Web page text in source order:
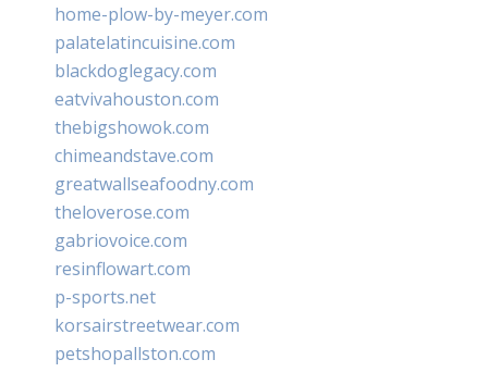
home-plow-by-meyer.com
palatelatincuisine.com
blackdoglegacy.com
eatvivahouston.com
thebigshowok.com
chimeandstave.com
greatwallseafoodny.com
theloverose.com
gabriovoice.com
resinflowart.com
p-sports.net
korsairstreetwear.com
petshopallston.com